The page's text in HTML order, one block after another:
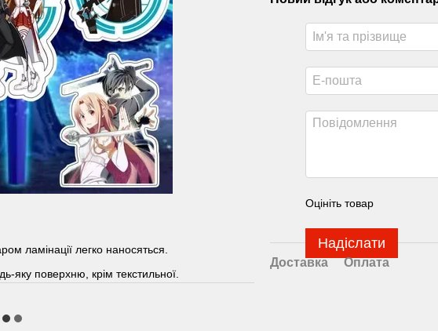
ламінації легко наносяться.
яку поверхню, крім текстильної.
Оцініть товар
Надіслати
Доставка Оплата